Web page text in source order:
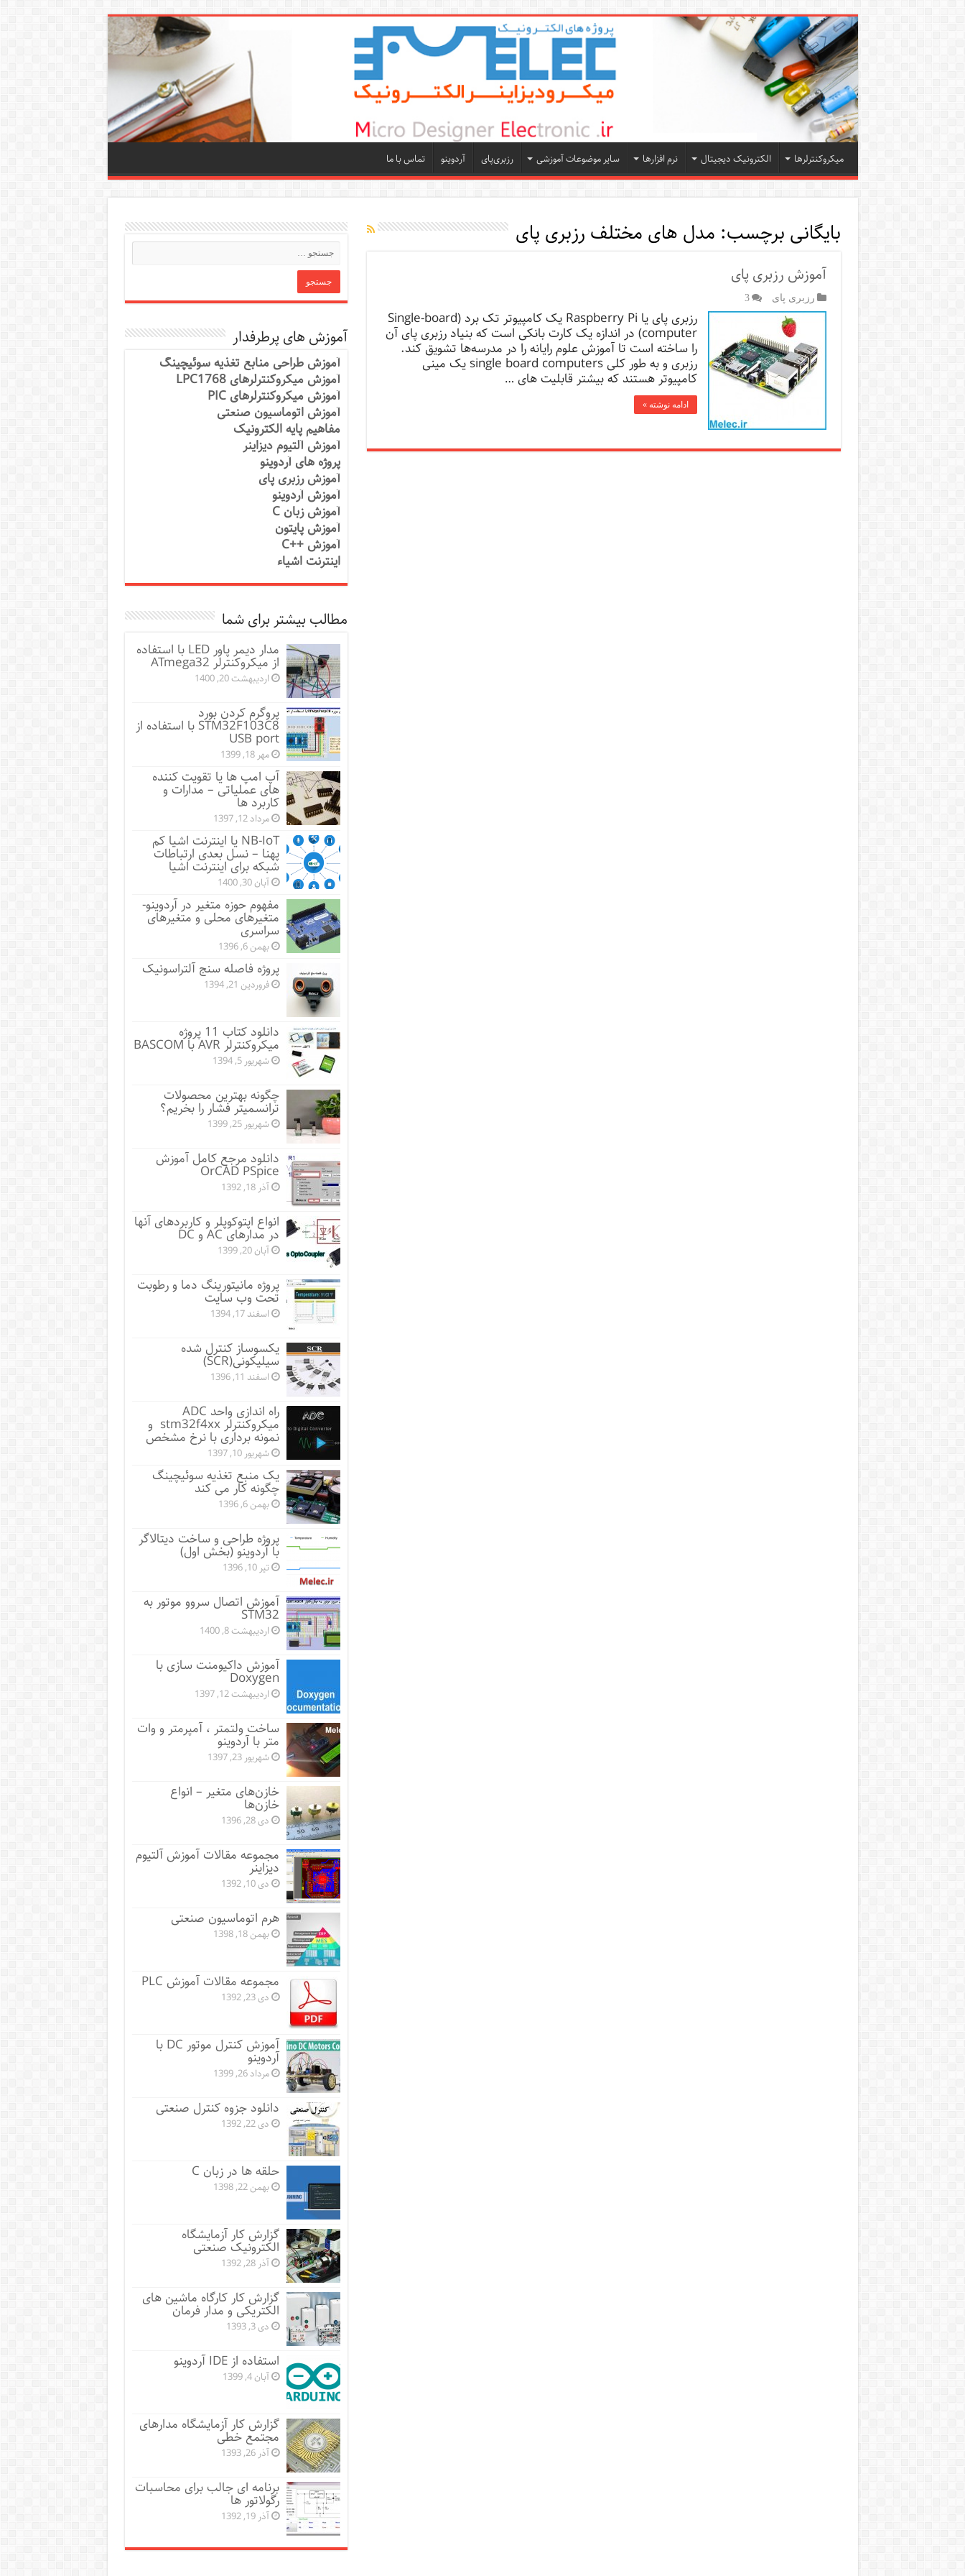
میکروکنترلرها الکترونیک دیجیتال نرم افزارها سایر موضوعات آموزشی رزبری‌پای آردوینو تماس با ما
بایگانی برچسب: مدل های مختلف رزبری پای
آموزش رزبری پای
رزبری پای 3
رزبری پای یا Raspberry Pi یک کامپیوتر تک برد (Single-board
computer) در اندازه یک کارت بانکی است که بنیاد رزبری پای آن
را ساخته است تا آموزش علوم رایانه را در مدرسه‌ها تشویق کند.
رزبری و به طور کلی single board computers یک مینی
کامپیوتر هستند که بیشتر قابلیت های …
ادامه نوشته »
آموزش های پرطرفدار
آموزش طراحی منابع تغذیه سوئیچینگ
آموزش میکروکنترلرهای LPC1768
آموزش میکروکنترلرهای PIC
آموزش اتوماسیون صنعتی
مفاهیم پایه الکترونیک
آموزش آلتیوم دیزاینر
پروژه های آردوینو
آموزش رزبری پای
آموزش آردوینو
آموزش زبان C
آموزش پایتون
آموزش ++C
اینترنت اشیاء
مطالب بیشتر برای شما
مدار دیمر پاور LED با استفاده
از میکروکنترلر ATmega32
اردیبهشت 20, 1400
پروگرم کردن بورد
STM32F103C8 با استفاده از
USB port
مهر 18, 1399
آپ امپ ها یا تقویت کننده
های عملیاتی – مدارات و
کاربرد ها
مرداد 12, 1397
NB-IoT یا اینترنت اشیا کم
پهنا – نسل بعدی ارتباطات
شبکه برای اینترنت اشیا
آبان 30, 1400
مفهوم حوزه متغیر در آردوینو-
متغیرهای محلی و متغیرهای
سراسری
بهمن 6, 1396
پروژه فاصله سنج آلتراسونیک
فروردین 21, 1394
دانلود کتاب 11 پروژه
میکروکنترلر AVR با BASCOM
شهریور 5, 1394
چگونه بهترین محصولات
ترانسمیتر فشار را بخریم؟
شهریور 25, 1399
دانلود مرجع کامل آموزش
OrCAD PSpice
آذر 18, 1392
انواع اپتوکوپلر و کاربردهای آنها
در مدارهای AC و DC
آبان 20, 1399
پروژه مانيتورينگ دما و رطوبت
تحت وب سایت
اسفند 17, 1394
یکسوساز کنترل شده
سیلیکونی(SCR)
اسفند 11, 1396
راه اندازی واحد ADC
میکروکنترلر stm32f4xx و
نمونه برداری با نرخ مشخص
شهریور 10, 1397
یک منبع تغذیه سوئیچینگ
چگونه کار می کند
بهمن 6, 1396
پروژه طراحی و ساخت دیتالاگر
با آردوینو (بخش اول)
تیر 10, 1396
آموزش اتصال سروو موتور به
STM32
اردیبهشت 8, 1400
آموزش داکیومنت سازی با
Doxygen
اردیبهشت 12, 1397
ساخت ولتمتر ، آمپرمتر و وات
متر با آردوینو
شهریور 23, 1397
خازن‌های متغیر – انواع
خازن‌ها
دی 28, 1396
مجموعه مقالات آموزش آلتیوم
دیزاینر
دی 10, 1392
هرم اتوماسیون صنعتی
بهمن 18, 1398
مجموعه مقالات آموزش PLC
دی 23, 1392
آموزش کنترل موتور DC با
آردوینو
مرداد 26, 1399
دانلود جزوه کنترل صنعتی
دی 22, 1392
حلقه ها در زبان C
بهمن 22, 1398
گزارش کار آزمایشگاه
الکترونیک صنعتی
آذر 28, 1392
گزارش کار کارگاه ماشین های
الکتریکی و مدار فرمان
دی 3, 1393
استفاده از IDE آردوینو
آبان 4, 1399
گزارش کار آزمایشگاه مدارهای
مجتمع خطی
آذر 26, 1393
برنامه ای جالب برای محاسبات
رگولاتور ها
آذر 19, 1392